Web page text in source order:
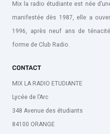
Mix la radio étudiante est née
manifestée dès 1987, elle a
1996, après neuf ans de
forme de Club Radio.
CONTACT
MIX LA RADIO ETUDIANTE
Lycée de l’Arc
348 Avenue des étudiants
84100 ORANGE